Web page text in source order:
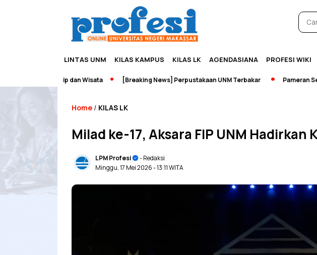
LINTAS UNM KILAS KAMPUS KILAS LK AGENDASIANA PROFESI WIKI
dan Wisata [Breaking News] Perpustakaan UNM Terbakar Pameran Sejarah
Home / KILAS LK
Milad ke-17, Aksara FIP UNM Hadirkan
LPM Profesi
- Redaksi
Minggu, 17 Mei 2026- 13:11 WITA